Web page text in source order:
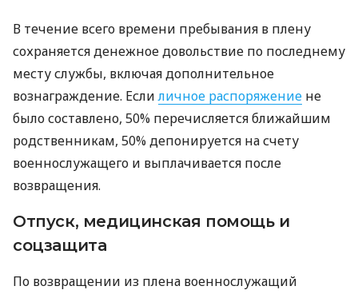
В течение всего времени пребывания в плену
сохраняется денежное довольствие по последнему
месту службы, включая дополнительное
вознаграждение. Еслиличное распоряжение не
было составлено, 50% перечисляется ближайшим
родственникам, 50% депонируется на счету
военнослужащего и выплачивается после
возвращения.
Отпуск, медицинская помощь и
соцзащита
По возвращении из плена военнослужащий